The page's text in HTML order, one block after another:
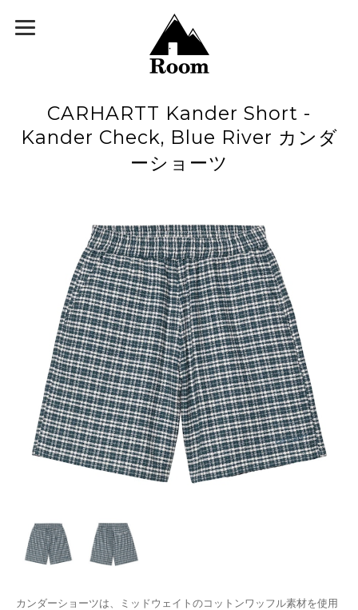
CARHARTT Kander Short -
Kander Check, Blue River カンダ
ーショーツ
カンダーショーツは、ミッドウェイトのコットンワッフル素材を使用